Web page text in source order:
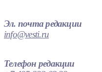
Эл. почта редакции
info@vesti.ru
Телефон редакции